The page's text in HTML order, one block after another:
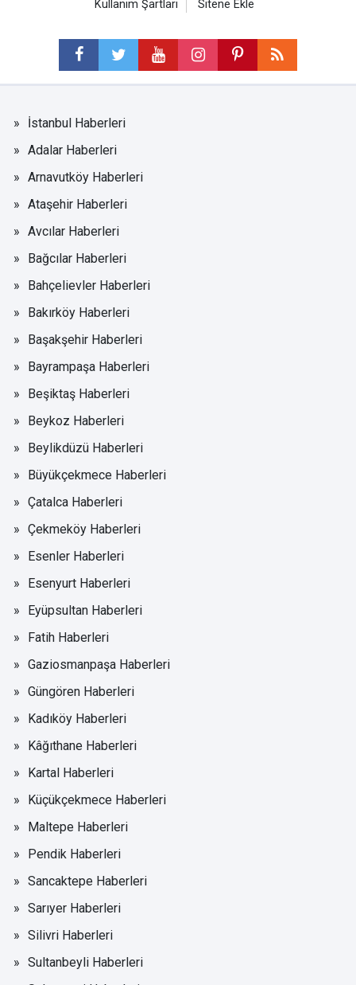
Kullanım Şartları
Sitene Ekle
İstanbul Haberleri
Adalar Haberleri
Arnavutköy Haberleri
Ataşehir Haberleri
Avcılar Haberleri
Bağcılar Haberleri
Bahçelievler Haberleri
Bakırköy Haberleri
Başakşehir Haberleri
Bayrampaşa Haberleri
Beşiktaş Haberleri
Beykoz Haberleri
Beylikdüzü Haberleri
Büyükçekmece Haberleri
Çatalca Haberleri
Çekmeköy Haberleri
Esenler Haberleri
Esenyurt Haberleri
Eyüpsultan Haberleri
Fatih Haberleri
Gaziosmanpaşa Haberleri
Güngören Haberleri
Kadıköy Haberleri
Kâğıthane Haberleri
Kartal Haberleri
Küçükçekmece Haberleri
Maltepe Haberleri
Pendik Haberleri
Sancaktepe Haberleri
Sarıyer Haberleri
Silivri Haberleri
Sultanbeyli Haberleri